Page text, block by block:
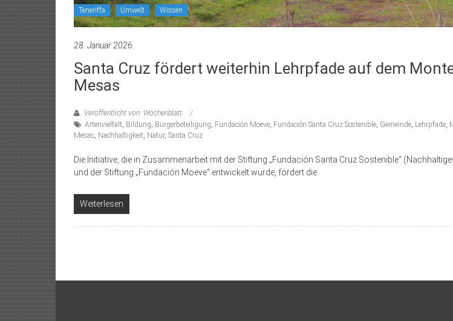
Teneriffa Umwelt Wissen
28. Januar 2026
Santa Cruz fördert weiterhin Lehrpfade auf dem
Mesas
Veröffentlicht von: Wochenblatt
Artenvielfalt, Bildung, Bürgerbeteiligung, Fundación Moeve, Fundación Santa Cruz Sostenible, Gemeinde, Lehrpfade,
Mesas, Nachhaltigkeit, Natur, Santa Cruz
Die Initiative, die in Zusammenarbeit mit der Stiftung „Fundación Santa Cruz Sostenible“
und der Stiftung „Fundación Moeve“ entwickelt wurde, fördert die
Weiterlesen